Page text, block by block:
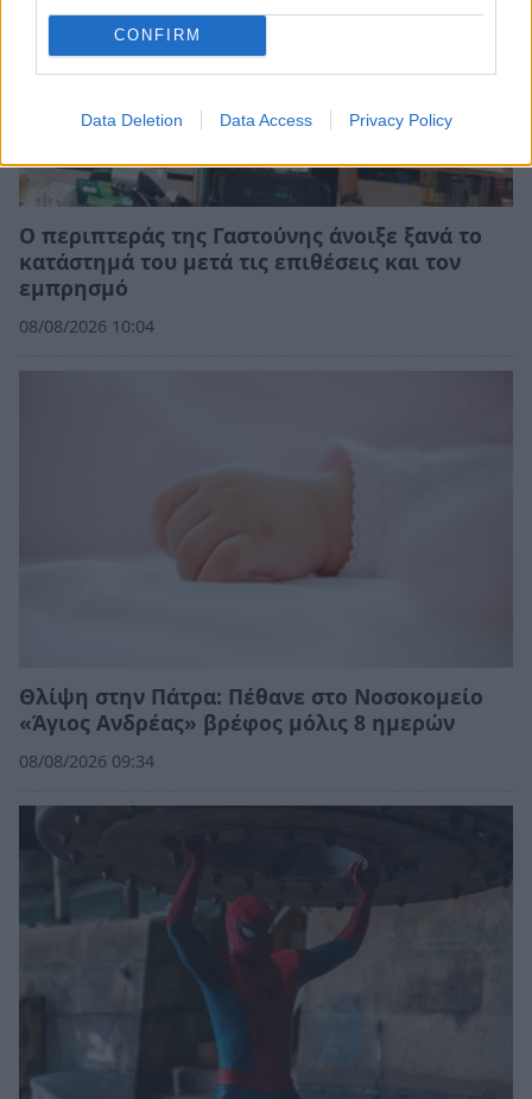
CONFIRM
Data Deletion Data Access Privacy Policy
Ο περιπτεράς της Γαστούνης άνοιξε ξανά το
κατάστημά του μετά τις επιθέσεις και τον
εμπρησμό
08/08/2026 10:04
Θλίψη στην Πάτρα: Πέθανε στο Νοσοκομείο
«Άγιος Ανδρέας» βρέφος μόλις 8 ημερών
08/08/2026 09:34